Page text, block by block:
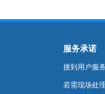
服务承诺
接到用户服
若需现场处